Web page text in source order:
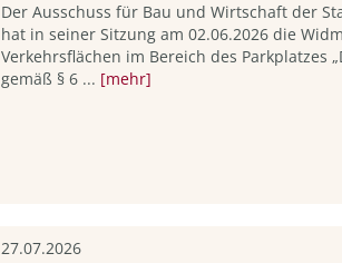
Der Ausschuss für Bau und Wirtschaft der
hat in seiner Sitzung am 02.06.2026 die
Verkehrsflächen im Bereich des Parkplatzes
gemäß § 6 ... [mehr]
27.07.2026